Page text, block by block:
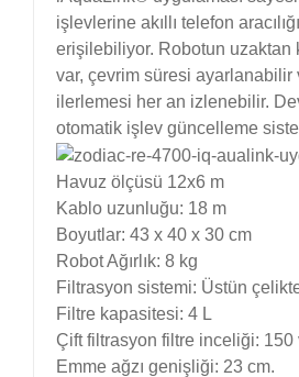
işlevlerine akıllı telefon
erişilebiliyor. Robotun uzaktan
var, çevrim süresi ayarlanabilir
ilerlemesi her an izlenebilir.
otomatik işlev güncelleme
Havuz ölçüsü 12x6 m
Kablo uzunluğu: 18 m
Boyutlar: 43 x 40 x 30 cm
Robot Ağırlık: 8 kg
Filtrasyon sistemi: Üstün
Filtre kapasitesi: 4 L
Çift filtrasyon filtre inceliği: 150
Emme ağzı genişliği: 23 cm.